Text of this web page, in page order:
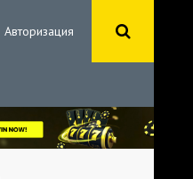
Авторизация